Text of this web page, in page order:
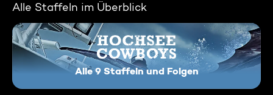
Alle Staffeln im Überblick
Alle 9 Staffeln und Folgen